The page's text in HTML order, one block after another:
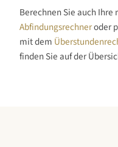
Berechnen Sie auch
Abfindungsrechneroder
mit dem
finden Sie auf der